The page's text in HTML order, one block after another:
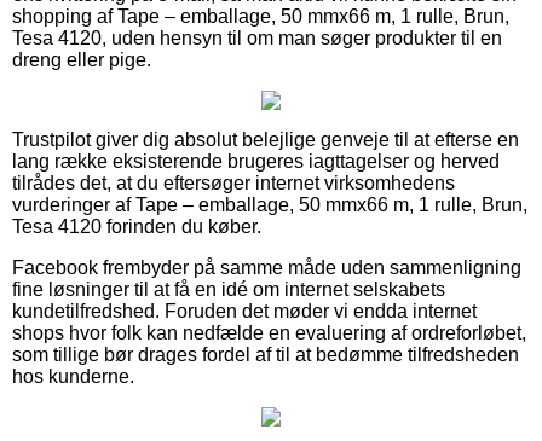
shopping af Tape – emballage, 50 mmx66 m, 1 rulle, Brun,
Tesa 4120, uden hensyn til om man søger produkter til en
dreng eller pige.
Trustpilot giver dig absolut belejlige genveje til at efterse en
lang række eksisterende brugeres iagttagelser og herved
tilrådes det, at du eftersøger internet virksomhedens
vurderinger af Tape – emballage, 50 mmx66 m, 1 rulle, Brun,
Tesa 4120 forinden du køber.
Facebook frembyder på samme måde uden sammenligning
fine løsninger til at få en idé om internet selskabets
kundetilfredshed. Foruden det møder vi endda internet
shops hvor folk kan nedfælde en evaluering af ordreforløbet,
som tillige bør drages fordel af til at bedømme tilfredsheden
hos kunderne.